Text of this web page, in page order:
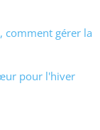
comment gérer la
pour l'hiver